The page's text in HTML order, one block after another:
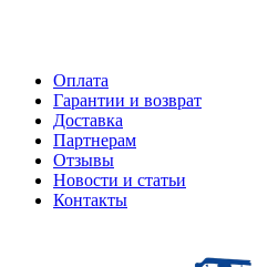
Оплата
Гарантии и возврат
Доставка
Партнерам
Отзывы
Новости и статьи
Контакты